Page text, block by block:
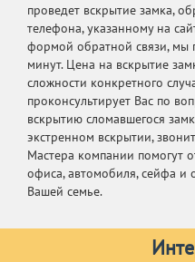
проведет вскрытие замка,
телефона, указанному на
формой обратной связи, мы
минут. Цена на вскрытие
сложности конкретного
проконсультирует Вас по
вскрытию сломавшегося
экстренном вскрытии,
Мастера компании помогут
офиса, автомобиля, сейфа и
Вашей семье.